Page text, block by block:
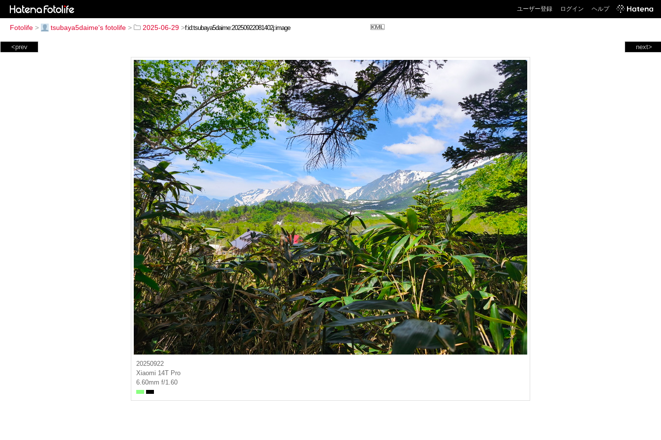
ユーザー登録 ログイン ヘルプ
Fotolife > tsubaya5daime's fotolife > 2025-06-29 >
next>
<prev
20250922
Xiaomi 14T Pro
6.60mm f/1.60